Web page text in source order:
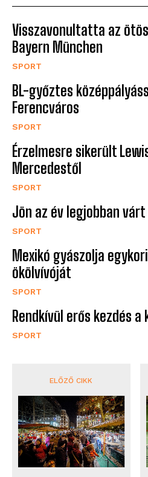
Visszavonultatta az
Bayern München
SPORT
BL-győztes
Ferencváros
SPORT
Érzelmesre sikerült
Mercedestől
SPORT
Jön az év legjobban
SPORT
Mexikó gyászolja
ökölvívóját
SPORT
Rendkívül erős kezdés a
SPORT
ELŐZŐ CIKK